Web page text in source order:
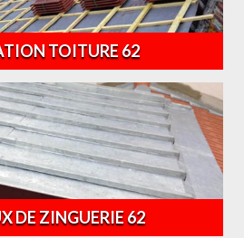
TOITURE 62
DE ZINGUERIE 62